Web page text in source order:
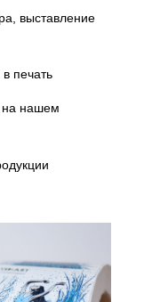
выставление
печать
на нашем